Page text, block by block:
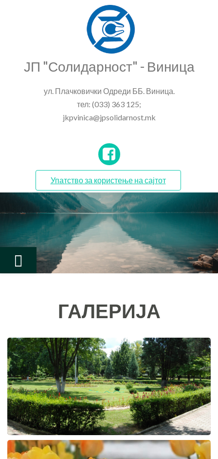
ЈП "Солидарност" - Виница
ул. Плачковички Одреди ББ. Виница.
тел: (033) 363 125;
jkpvinica@jpsolidarnost.mk
Упатство за користење на сајтот
ГАЛЕРИЈА